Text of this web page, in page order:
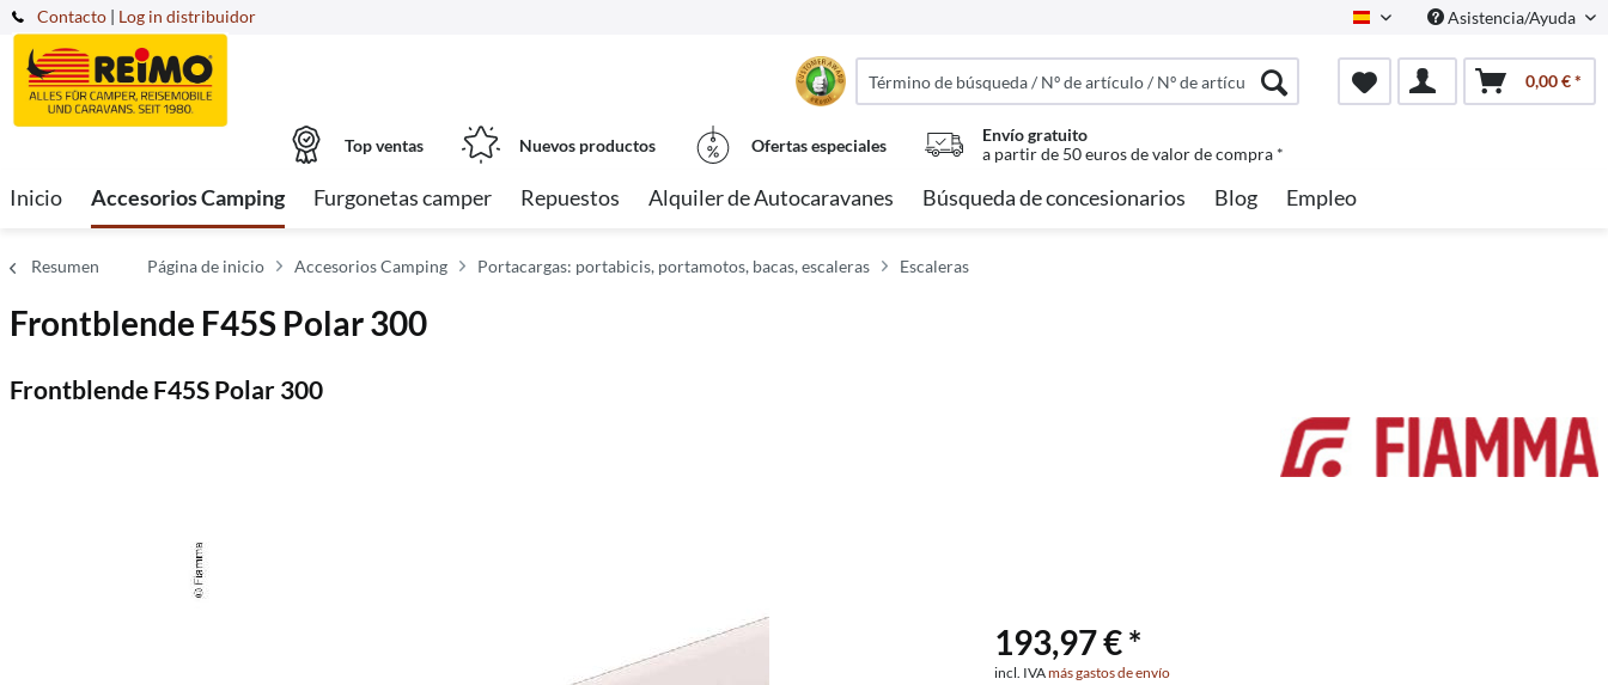
Contacto Spanisch Asistencia/Ayuda
| Log in distribuidor
0,00 € *
Top ventas Nuevos productos Ofertas especiales
Envío gratuito
a partir de 50 euros de valor de compra *
Inicio Accesorios Camping Furgonetas camper Repuestos Alquiler de Autocaravanes Búsqueda de concesionarios Blog Empleo
Resumen Página de inicio Accesorios Camping Portacargas: portabicis, portamotos, bacas, escaleras Escaleras
Frontblende F45S Polar 300
Frontblende F45S Polar 300
193,97 € *
incl. IVAmás gastos de envío